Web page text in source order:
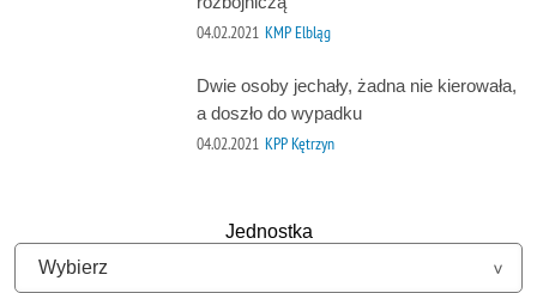
04.02.2021 KMP Elbląg
Dwie osoby jechały, żadna nie kierowała,
a doszło do wypadku
04.02.2021 KPP Kętrzyn
Jednostka